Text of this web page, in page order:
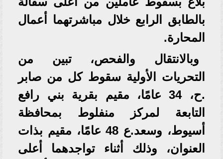
بالطابق الرابع خلال مباشرتهما أعمال
المحارة.
وبالانتقال والفحص، تبين من
التحريات الأولية سقوط كل من صابر
.ح، 34 عامًا، مقيم بقرية بني رافع
التابعة لمركز منفلوط بمحافظة
أسيوط، وسعد.ع 48 عامًا، مقيم بذات
العنوان، وذلك أثناء تواجدهما أعلى